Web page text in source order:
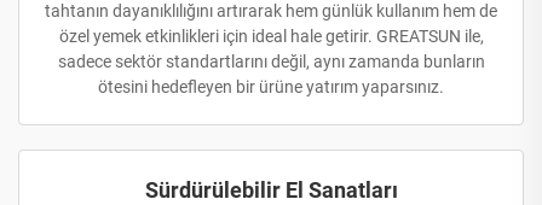
tahtanın dayanıklılığını artırarak hem günlük kullanım hem de
özel yemek etkinlikleri için ideal hale getirir. GREATSUN ile,
sadece sektör standartlarını değil, aynı zamanda bunların
ötesini hedefleyen bir ürüne yatırım yaparsınız.
Sürdürülebilir El Sanatları